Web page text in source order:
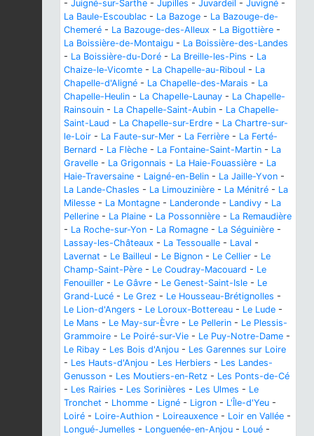
- Juigné-sur-Sarthe - Jupilles - Juvardeil - Juvigné -
La Baule-Escoublac - La Bazoge - La Bazouge-de-
Chemeré - La Bazouge-des-Alleux - La Bigottière -
La Boissière-de-Montaigu - La Boissière-des-Landes
- La Boissière-du-Doré - La Breille-les-Pins - La
Chaize-le-Vicomte - La Chapelle-au-Riboul - La
Chapelle-d'Aligné - La Chapelle-des-Marais - La
Chapelle-Heulin - La Chapelle-Launay - La Chapelle-
Rainsouin - La Chapelle-Saint-Aubin - La Chapelle-
Saint-Laud - La Chapelle-sur-Erdre - La Chartre-sur-
le-Loir - La Faute-sur-Mer - La Ferrière - La Ferté-
Bernard - La Flèche - La Fontaine-Saint-Martin - La
Gravelle - La Grigonnais - La Haie-Fouassière - La
Haie-Traversaine - Laigné-en-Belin - La Jaille-Yvon -
La Lande-Chasles - La Limouzinière - La Ménitré - La
Milesse - La Montagne - Landeronde - Landivy - La
Pellerine - La Plaine - La Possonnière - La Remaudière
- La Roche-sur-Yon - La Romagne - La Séguinière -
Lassay-les-Châteaux - La Tessoualle - Laval -
Lavernat - Le Bailleul - Le Bignon - Le Cellier - Le
Champ-Saint-Père - Le Coudray-Macouard - Le
Fenouiller - Le Gâvre - Le Genest-Saint-Isle - Le
Grand-Lucé - Le Grez - Le Housseau-Brétignolles -
Le Lion-d'Angers - Le Loroux-Bottereau - Le Lude -
Le Mans - Le May-sur-Èvre - Le Pellerin - Le Plessis-
Grammoire - Le Poiré-sur-Vie - Le Puy-Notre-Dame -
Le Ribay - Les Bois d'Anjou - Les Garennes sur Loire
- Les Hauts-d'Anjou - Les Herbiers - Les Landes-
Genusson - Les Moutiers-en-Retz - Les Ponts-de-Cé
- Les Rairies - Les Sorinières - Les Ulmes - Le
Tronchet - Lhomme - Ligné - Ligron - L'Île-d'Yeu -
Loiré - Loire-Authion - Loireauxence - Loir en Vallée -
Longué-Jumelles - Longuenée-en-Anjou - Loué -